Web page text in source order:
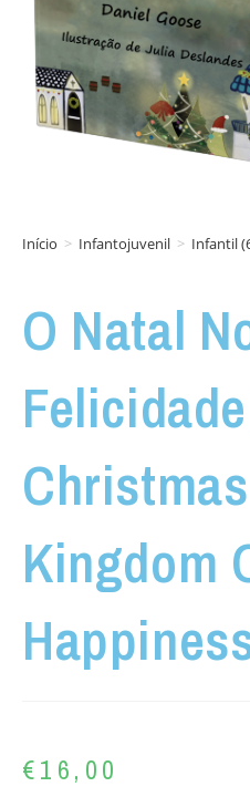
Início > Infantojuvenil > Infantil
O Natal
Kingdom
€16,00